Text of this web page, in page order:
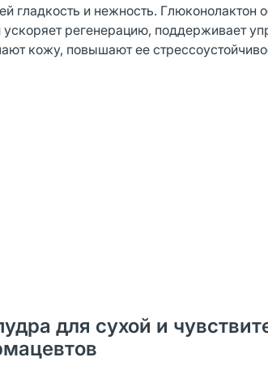
гладкость и нежность. Глюконолактон
ускоряет регенерацию, поддерживает
кожу, повышают ее
для сухой и